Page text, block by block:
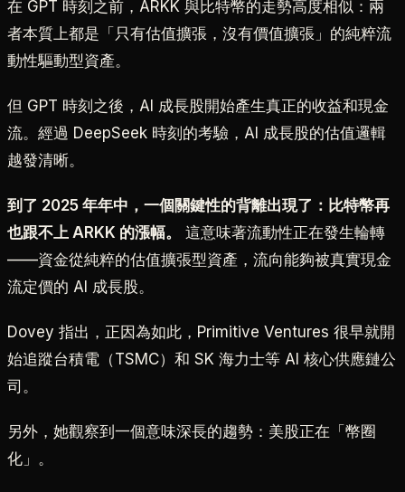
在 GPT 時刻之前，ARKK 與比特幣的走勢高度相似：兩
者本質上都是「只有估值擴張，沒有價值擴張」的純粹流
動性驅動型資產。
但 GPT 時刻之後，AI 成長股開始產生真正的收益和現金
流。經過 DeepSeek 時刻的考驗，AI 成長股的估值邏輯
越發清晰。
到了 2025 年年中，一個關鍵性的背離出現了：比特幣再
也跟不上 ARKK 的漲幅。
這意味著流動性正在發生輪轉
——資金從純粹的估值擴張型資產，流向能夠被真實現金
流定價的 AI 成長股。
Dovey 指出，正因為如此，Primitive Ventures 很早就開
始追蹤台積電（TSMC）和 SK 海力士等 AI 核心供應鏈公
司。
另外，她觀察到一個意味深長的趨勢：美股正在「幣圈
化」。